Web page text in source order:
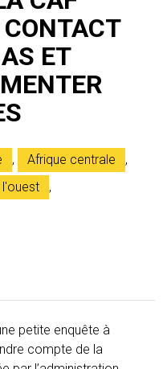
CONTACT
ET
, Afrique centrale
,
l'ouest
,
petite enquête à
compte de la